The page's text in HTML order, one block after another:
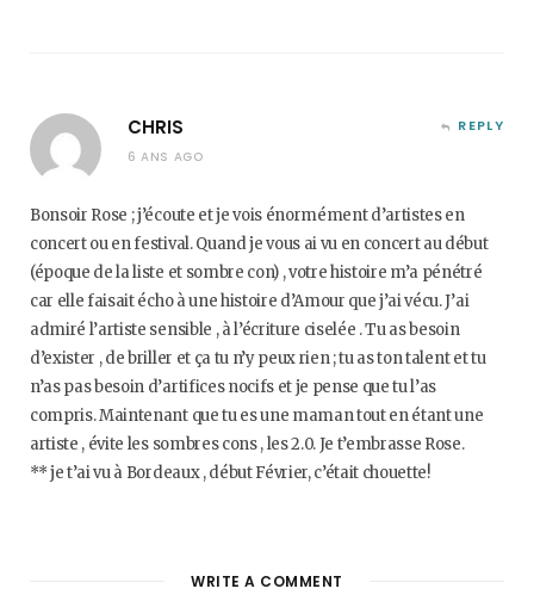
CHRIS
6 ANS AGO
REPLY
Bonsoir Rose ; j’écoute et je vois énormément d’artistes en
concert ou en festival. Quand je vous ai vu en concert au début
(époque de la liste et sombre con) , votre histoire m’a pénétré
car elle faisait écho à une histoire d’Amour que j’ai vécu. J’ai
admiré l’artiste sensible , à l’écriture ciselée . Tu as besoin
d’exister , de briller et ça tu n’y peux rien ; tu as ton talent et tu
n’as pas besoin d’artifices nocifs et je pense que tu l’as
compris. Maintenant que tu es une maman tout en étant une
artiste , évite les sombres cons , les 2.0. Je t’embrasse Rose.
** je t’ai vu à Bordeaux , début Février, c’était chouette!
WRITE A COMMENT